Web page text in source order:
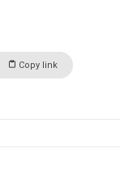
Copy link